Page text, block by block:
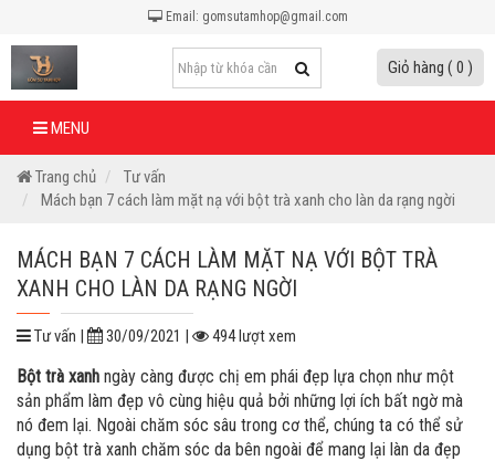
Email: gomsutamhop@gmail.com
Giỏ hàng ( 0 )
MENU
Trang chủ
Tư vấn
Mách bạn 7 cách làm mặt nạ với bột trà xanh cho làn da rạng ngời
MÁCH BẠN 7 CÁCH LÀM MẶT NẠ VỚI BỘT TRÀ
XANH CHO LÀN DA RẠNG NGỜI
Tư vấn | 30/09/2021 | 494 lượt xem
Bột trà xanh ngày càng được chị em phái đẹp lựa chọn như một
sản phẩm làm đẹp vô cùng hiệu quả bởi những lợi ích bất ngờ mà
nó đem lại. Ngoài chăm sóc sâu trong cơ thể, chúng ta có thể sử
dụng bột trà xanh chăm sóc da bên ngoài để mang lại làn da đẹp